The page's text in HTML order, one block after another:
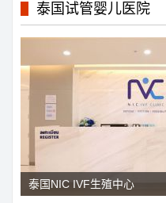
泰国试管婴儿医院
泰国NIC IVF生殖中心